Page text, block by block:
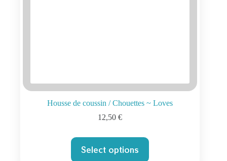
Housse de coussin / Chouettes ~ Loves
12,50€
Select options